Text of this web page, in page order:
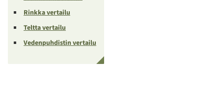
Rinkka vertailu
Teltta vertailu
Vedenpuhdistin vertailu